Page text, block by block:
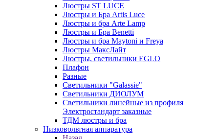
Люстры ST LUCE
Люстры и Бра Artis Luce
Люстры и бра Arte Lamp
Люстры и Бра Benetti
Люстры и бра Maytoni и Freya
Люстры МаксЛайт
Люстры, светильники EGLO
Плафон
Разные
Светильники "Galassie"
Светильники ДИОЛУМ
Светильники линейные из профиля
Электростандарт заказные
ТДМ люстры и бра
Низковольтная аппаратура